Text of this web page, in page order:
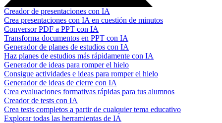
Creador de presentaciones con IA
Crea presentaciones con IA en cuestión de minutos
Conversor PDF a PPT con IA
Transforma documentos en PPT con IA
Generador de planes de estudios con IA
Haz planes de estudios más rápidamente con IA
Generador de ideas para romper el hielo
Consigue actividades e ideas para romper el hielo
Generador de ideas de cierre con IA
Crea evaluaciones formativas rápidas para tus alumnos
Creador de tests con IA
Crea tests completos a partir de cualquier tema educativo
Explorar todas las herramientas de IA